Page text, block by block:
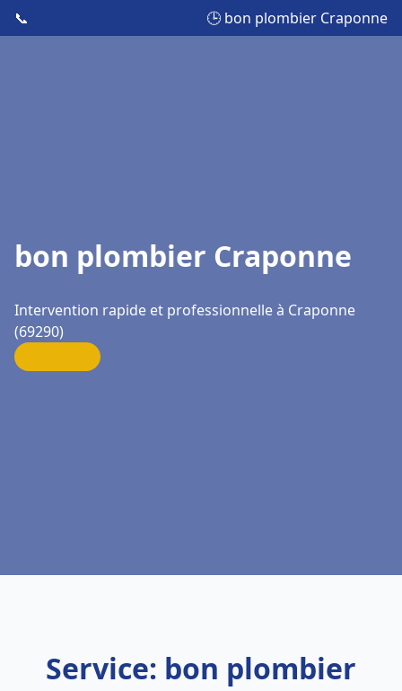
📞 🕒 bon plombier Craponne
bon plombier Craponne
Intervention rapide et professionnelle à Craponne
(69290)
Service: bon plombier